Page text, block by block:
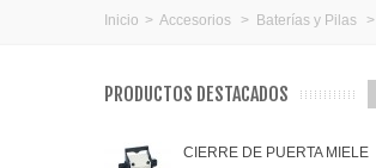
Inicio > Accesorios > Baterías y Pilas >
PRODUCTOS DESTACADOS
CIERRE DE PUERTA MIELE